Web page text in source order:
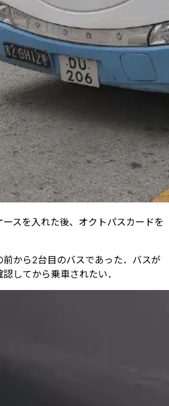
ースを入れた後、オクトパスカードを
から2台目のバスであった．バスが
してから乗車されたい．